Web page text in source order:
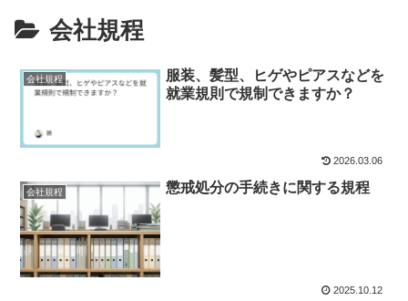
会社規程
会社規程
服装、髪型、ヒゲやピアスなどを
就業規則で規制できますか？
2026.03.06
会社規程 懲戒処分の手続きに関する規程
2025.10.12